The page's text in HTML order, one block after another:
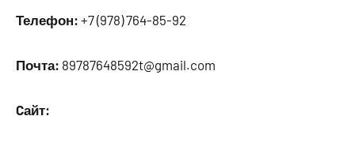
Телефон: +7 (978) 764-85-92
Почта: 89787648592t@gmail.com
Cайт: